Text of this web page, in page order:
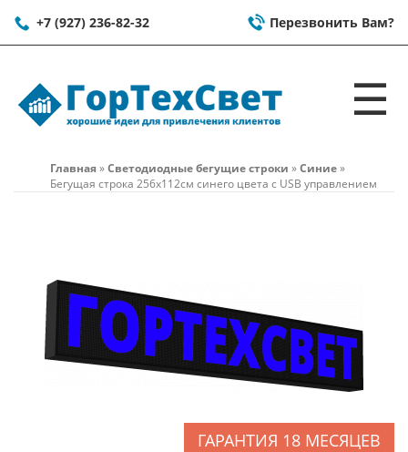
+7 (927) 236-82-32 Перезвонить Вам?
☰
Главная»Светодиодные бегущие строки »Синие»
Бегущая строка 256x112см синего цвета c USB управлением
ГАРАНТИЯ 18 МЕСЯЦЕВ